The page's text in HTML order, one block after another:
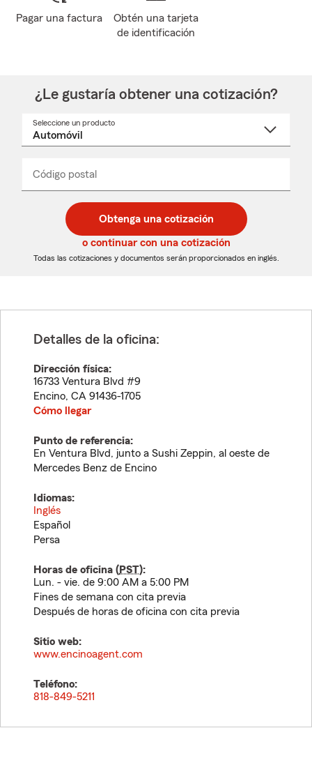
Pagar una factura
Obtén una tarjeta
de identificación
¿Le gustaría obtener una cotización?
Seleccione un producto
desplegable
Código postal
de
5
dígitos
de
5
dígitos
_____
Obtenga una cotización
o continuar con una cotización
Todas las cotizaciones y documentos serán proporcionados en inglés.
Detalles de la oficina:
Dirección física:
16733 Ventura Blvd #9
Encino, CA 91436-1705
Cómo llegar
Punto de referencia:
En Ventura Blvd, junto a Sushi Zeppin, al oeste de
Mercedes Benz de Encino
Idiomas:
Inglés
Español
Persa
Horas de oficina (PST):
Lun. - vie. de 9:00 AM a 5:00 PM
Fines de semana con cita previa
Después de horas de oficina con cita previa
Sitio web:
www.encinoagent.com
Teléfono:
818-849-5211